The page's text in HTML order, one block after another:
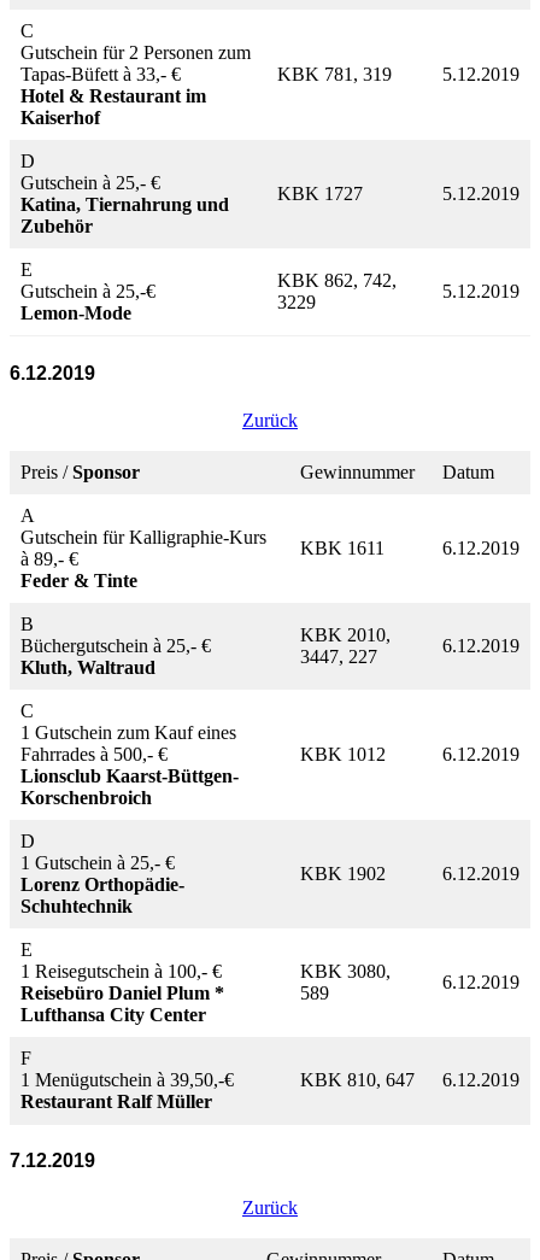
C
Gutschein für 2 Personen zum
Tapas-Büfett à 33,- €
Hotel & Restaurant im
Kaiserhof
KBK 781, 319 5.12.2019
D
Gutschein à 25,- €
Katina, Tiernahrung und
Zubehör
KBK 1727 5.12.2019
E
Gutschein à 25,-€
Lemon-Mode
KBK 862, 742,
3229
5.12.2019
6.12.2019
Zurück
Preis /Sponsor Gewinnummer Datum
A
Gutschein für Kalligraphie-Kurs
à 89,- €
Feder & Tinte
KBK 1611 6.12.2019
B
Büchergutschein à 25,- €
Kluth, Waltraud
KBK 2010,
3447, 227
6.12.2019
C
1 Gutschein zum Kauf eines
Fahrrades à 500,- €
Lionsclub Kaarst-Büttgen-
Korschenbroich
KBK 1012 6.12.2019
D
1 Gutschein à 25,- €
Lorenz Orthopädie-
Schuhtechnik
KBK 1902 6.12.2019
E
1 Reisegutschein à 100,- €
Reisebüro Daniel Plum *
Lufthansa City Center
KBK 3080,
589
6.12.2019
F
1 Menügutschein à 39,50,-€
Restaurant Ralf Müller
KBK 810, 647 6.12.2019
7.12.2019
Zurück